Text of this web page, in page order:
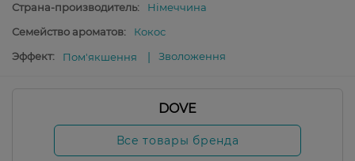
Страна-производитель:
Німеччина
Семейство ароматов:
Кокос
Эффект:
Пом'якшення Зволоження
DOVE
Все товары бренда